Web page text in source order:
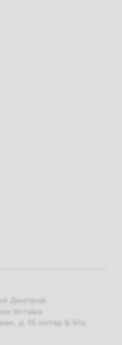
Дмитрий
Устава.
д. 15 литер Б 9/к.